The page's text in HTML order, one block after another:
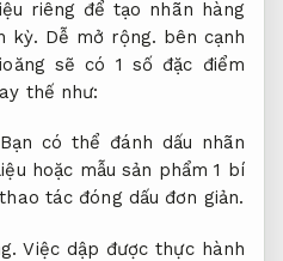
riêng để tạo nhãn hàng
kỳ. Dễ mở rộng. bên cạnh
sẽ có 1 số đặc điểm
thế như:
Bạn có thể đánh dấu nhãn
hoặc mẫu sản phẩm 1 bí
tác đóng dấu đơn giản.
Việc dập được thực hành